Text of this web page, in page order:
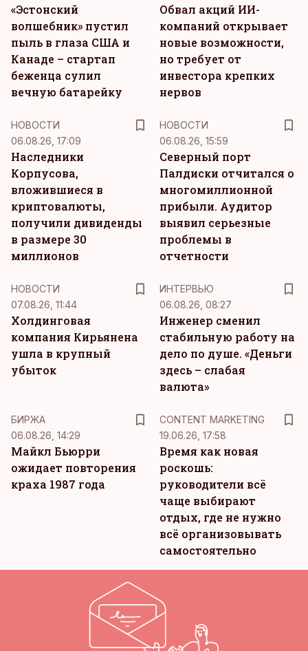
«Эстонский
волшебник» пустил
пыль в глаза США и
Канаде – стартап
беженца сулил
вечную батарейку
Обвал акций ИИ-
компаний открывает
новые возможности,
но требует от
инвестора крепких
нервов
НОВОСТИ
06.08.26, 17:09
Наследники
Корпусова,
вложившиеся в
криптовалюты,
получили дивиденды
в размере 30
миллионов
НОВОСТИ
06.08.26, 15:59
Северный порт
Палдиски отчитался о
многомиллионной
прибыли. Аудитор
выявил серьезные
проблемы в
отчетности
НОВОСТИ
07.08.26, 11:44
Холдинговая
компания Кирьянена
ушла в крупный
убыток
ИНТЕРВЬЮ
06.08.26, 08:27
Инженер сменил
стабильную работу на
дело по душе. «Деньги
здесь – слабая
валюта»
БИРЖА
06.08.26, 14:29
Майкл Бьюрри
ожидает повторения
краха 1987 года
CONTENT MARKETING
19.06.26, 17:58
Время как новая
роскошь:
руководители всё
чаще выбирают
отдых, где не нужно
всё организовывать
самостоятельно